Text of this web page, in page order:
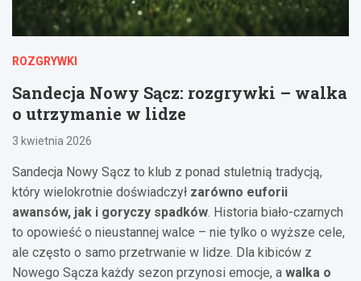
ROZGRYWKI
Sandecja Nowy Sącz: rozgrywki – walka
o utrzymanie w lidze
3 kwietnia 2026
Sandecja Nowy Sącz to klub z ponad stuletnią tradycją,
który wielokrotnie doświadczył zarówno euforii
awansów, jak i goryczy spadków. Historia biało-czarnych
to opowieść o nieustannej walce – nie tylko o wyższe cele,
ale często o samo przetrwanie w lidze. Dla kibiców z
Nowego Sącza każdy sezon przynosi emocje, a walka o